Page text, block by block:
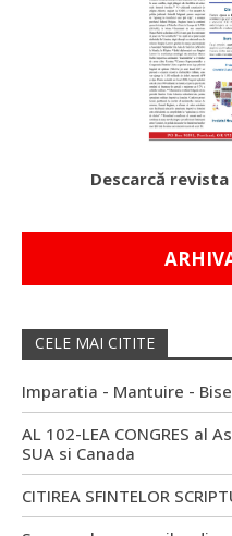
Descarcă
CELE MAI CITITE
Imparatia - Mantuire -
AL 102-LEA CONGRES al
SUA si Canada
CITIREA SFINTELOR